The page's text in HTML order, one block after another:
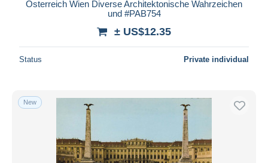
Österreich Wien Diverse Architektonische Wahrzeichen
und #PAB754
± US$12.35
Status Private individual
New